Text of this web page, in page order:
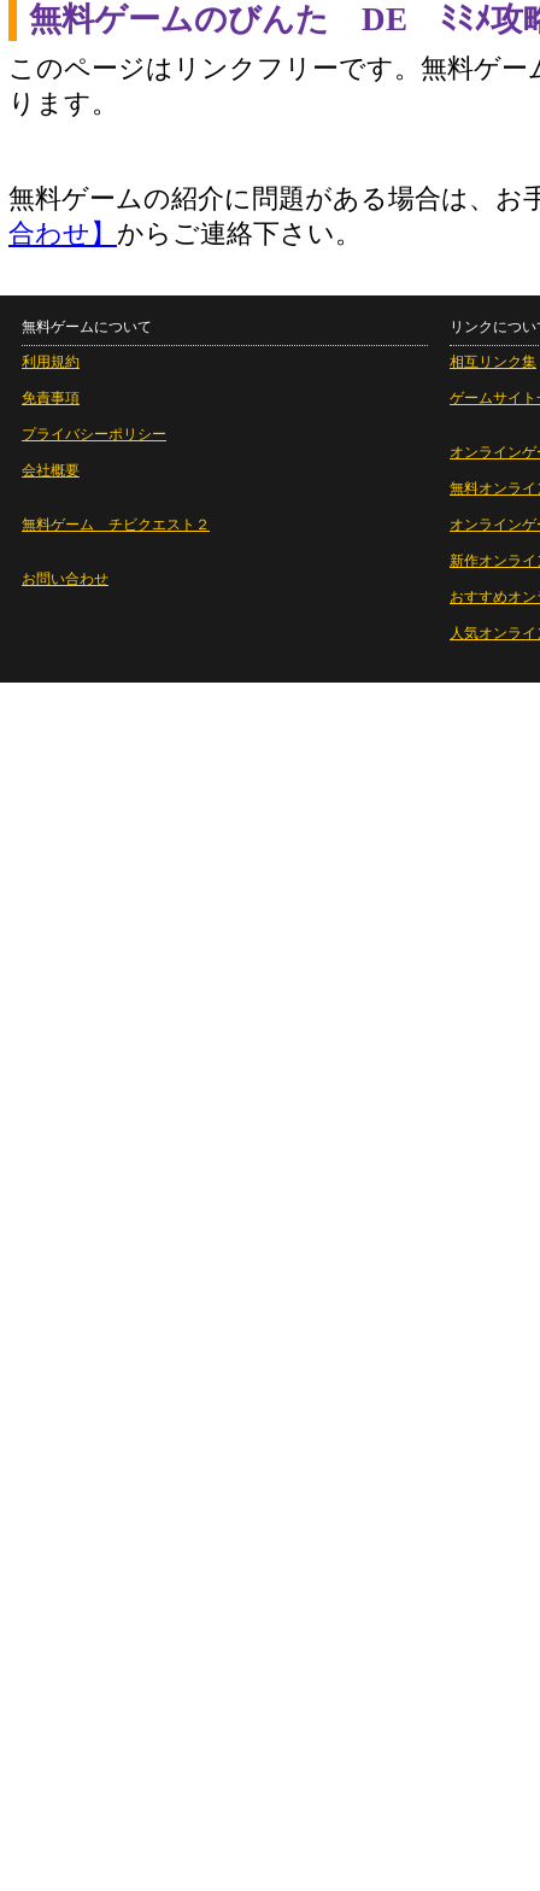
無料ゲームのびんた DE ﾐﾐﾒ攻
このページはリンクフリーです。無料ゲー
ります。
無料ゲームの紹介に問題がある場合は、お
合わせ】 からご連絡下さい。
無料ゲームについて
利用規約
免責事項
プライバシーポリシー
会社概要
無料ゲーム チビクエスト２
お問い合わせ
リンクについ
相互リンク集
ゲームサイト
オンラインゲ
無料オンライ
オンライン
新作オンライ
おすすめオ
人気オンラ